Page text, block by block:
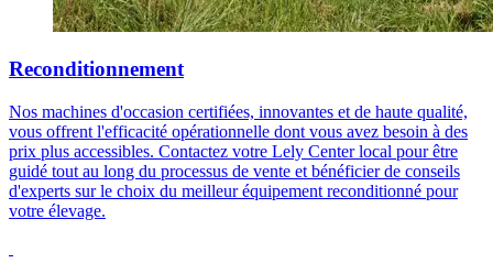
Reconditionnement
Nos machines d'occasion certifiées, innovantes et de haute qualité,
vous offrent l'efficacité opérationnelle dont vous avez besoin à des
prix plus accessibles. Contactez votre Lely Center local pour être
guidé tout au long du processus de vente et bénéficier de conseils
d'experts sur le choix du meilleur équipement reconditionné pour
votre élevage.